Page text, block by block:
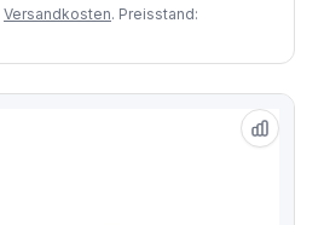
Versandkosten. Preisstand: